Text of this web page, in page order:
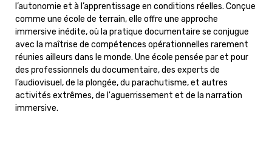
l’autonomie et à l’apprentissage en conditions réelles. Conçue
comme une école de terrain, elle offre une approche
immersive inédite, où la pratique documentaire se conjugue
avec la maîtrise de compétences opérationnelles rarement
réunies ailleurs dans le monde. Une école pensée par et pour
des professionnels du documentaire, des experts de
l’audiovisuel, de la plongée, du parachutisme, et autres
activités extrêmes, de l'aguerrissement et de la narration
immersive.